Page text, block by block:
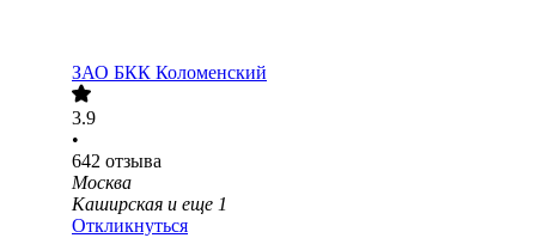
ЗАО БКК Коломенский
3.9
•
642 отзыва
Москва
Каширская и еще 1
Откликнуться